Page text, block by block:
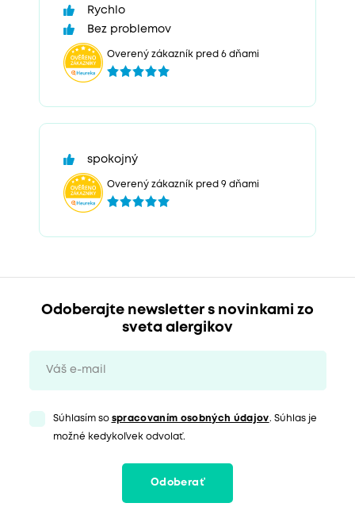
Rychlo
Bez problemov
Overený zákazník pred 6 dňami
spokojný
Overený zákazník pred 9 dňami
Odoberajte newsletter s novinkami zo
sveta alergikov
Súhlasím so spracovaním osobných údajov. Súhlas je
možné kedykoľvek odvolať.
Odoberať